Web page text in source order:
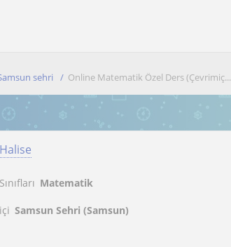
sehri Online Matematik Özel Ders (Çevrimiç...
Halise
Sınıfları Matematik
içi Samsun Sehri (Samsun)